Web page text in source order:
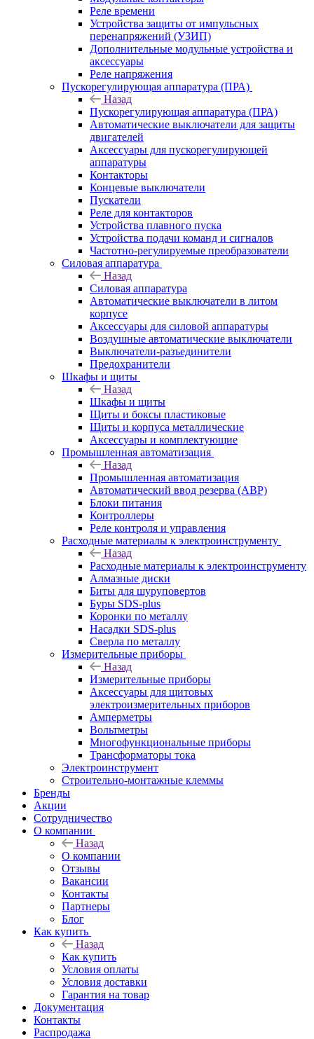
Реле времени
Устройства защиты от импульсных
перенапряжений (УЗИП)
Дополнительные модульные устройства и
аксессуары
Реле напряжения
Пускорегулирующая аппаратура (ПРА)
Назад
Пускорегулирующая аппаратура (ПРА)
Автоматические выключатели для защиты
двигателей
Аксессуары для пускорегулирующей
аппаратуры
Контакторы
Концевые выключатели
Пускатели
Реле для контакторов
Устройства плавного пуска
Устройства подачи команд и сигналов
Частотно-регулируемые преобразователи
Силовая аппаратура
Назад
Силовая аппаратура
Автоматические выключатели в литом
корпусе
Аксессуары для силовой аппаратуры
Воздушные автоматические выключатели
Выключатели-разъединители
Предохранители
Шкафы и щиты
Назад
Шкафы и щиты
Щиты и боксы пластиковые
Щиты и корпуса металлические
Аксессуары и комплектующие
Промышленная автоматизация
Назад
Промышленная автоматизация
Автоматический ввод резерва (АВР)
Блоки питания
Контроллеры
Реле контроля и управления
Расходные материалы к электроинструменту
Назад
Расходные материалы к электроинструменту
Алмазные диски
Биты для шуруповертов
Буры SDS-plus
Коронки по металлу
Насадки SDS-plus
Сверла по металлу
Измерительные приборы
Назад
Измерительные приборы
Аксессуары для щитовых
электроизмерительных приборов
Амперметры
Вольтметры
Многофункциональные приборы
Трансформаторы тока
Электроинструмент
Строительно-монтажные клеммы
Бренды
Акции
Сотрудничество
О компании
Назад
О компании
Отзывы
Вакансии
Контакты
Партнеры
Блог
Как купить
Назад
Как купить
Условия оплаты
Условия доставки
Гарантия на товар
Документация
Контакты
Распродажа